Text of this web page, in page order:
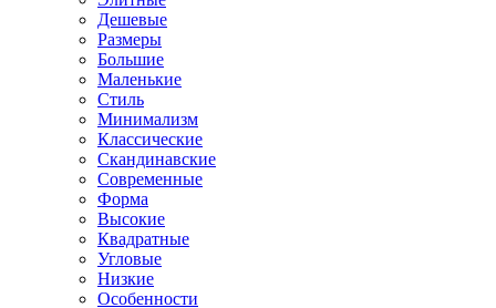
Дешевые
Размеры
Большие
Маленькие
Стиль
Минимализм
Классические
Скандинавские
Современные
Форма
Высокие
Квадратные
Угловые
Низкие
Особенности